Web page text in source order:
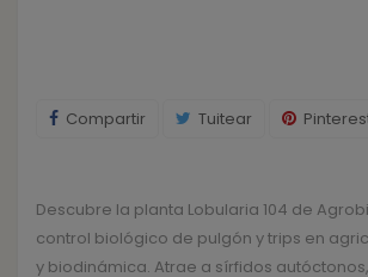
Compartir Tuitear
Descubre la planta Lobularia 104 de
control biológico de pulgón y trips en
y biodinámica. Atrae a sírfidos